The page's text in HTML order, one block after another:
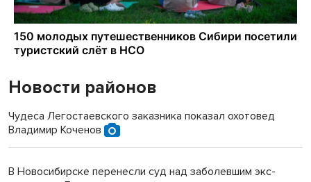
Новости районов
Чудеса Легостаевского заказника показал охотовед
Владимир Коченов
В Новосибирске перенесли суд над заболевшим экс-